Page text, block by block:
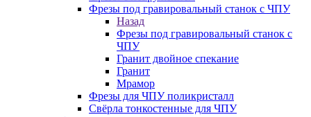
Фрезы под гравировальный станок с ЧПУ
Назад
Фрезы под гравировальный станок с
ЧПУ
Гранит двойное спекание
Гранит
Мрамор
Фрезы для ЧПУ поликристалл
Свёрла тонкостенные для ЧПУ